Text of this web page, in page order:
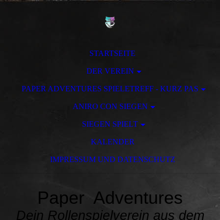
STARTSEITE
DER VEREIN
PAPER ADVENTURES SPIELETREFF - KURZ PAS
ANIRO CON SIEGEN
SIEGEN SPIELT
KALENDER
IMPRESSUM UND DATENSCHUTZ
Paper Adventures
Dein Rollenspielverein aus dem